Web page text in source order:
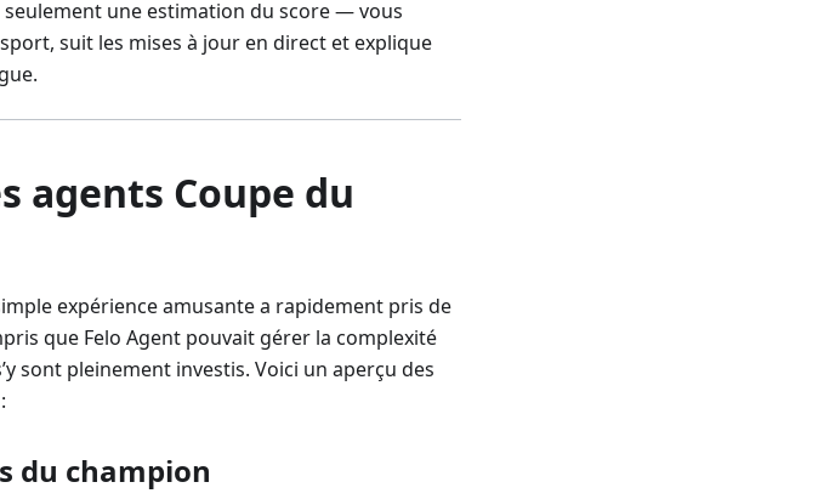
seulement une estimation du score — vous
suit les mises à jour en direct et explique
agents Coupe du
expérience amusante a rapidement pris de
que Felo Agent pouvait gérer la complexité
sont pleinement investis. Voici un aperçu des
du champion